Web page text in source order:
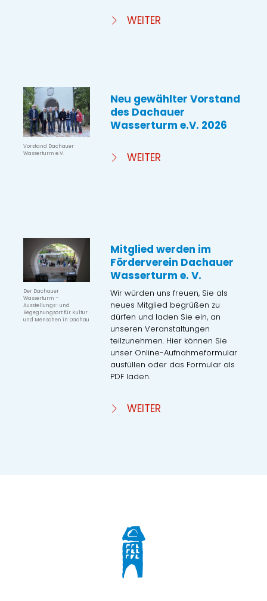
WEITER
Vorstand Dachauer
Wasserturm e.V.
Neu gewählter Vorstand
des Dachauer
Wasserturm e.V. 2026
WEITER
Der Dachauer
Wasserturm –
Ausstellungs- und
Begegnungsort für Kultur
und Menschen in Dachau
Mitglied werden im
Förderverein Dachauer
Wasserturm e. V.
Wir würden uns freuen, Sie als
neues Mitglied begrüßen zu
dürfen und laden Sie ein, an
unseren Veranstaltungen
teilzunehmen. Hier können Sie
unser Online-Aufnahmeformular
ausfüllen oder das Formular als
PDF laden.
WEITER